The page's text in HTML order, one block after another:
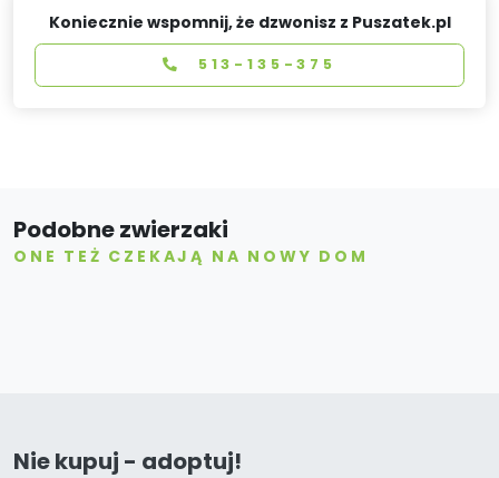
Koniecznie wspomnij, że dzwonisz z Puszatek.pl
513-135-375
Podobne zwierzaki
ONE TEŻ CZEKAJĄ NA NOWY DOM
Nie kupuj - adoptuj!